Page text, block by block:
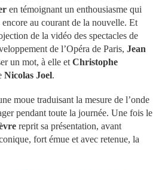
en témoignant un enthousiasme qui
encore au courant de la nouvelle. Et
de la vidéo des spectacles de
de l’Opéra de Paris, Jean
un mot, à elle et Christophe
Nicolas Joel.
moue traduisant la mesure de l’onde
pendant toute la journée. Une fois le
reprit sa présentation, avant
fort émue et avec retenue, la